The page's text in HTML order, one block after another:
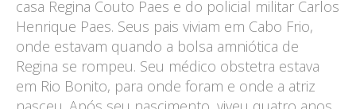
casa Regina Couto Paes e do policial militar Carlos
Henrique Paes. Seus pais viviam em Cabo Frio,
onde estavam quando a bolsa amniótica de
Regina se rompeu. Seu médico obstetra estava
em Rio Bonito, para onde foram e onde a atriz